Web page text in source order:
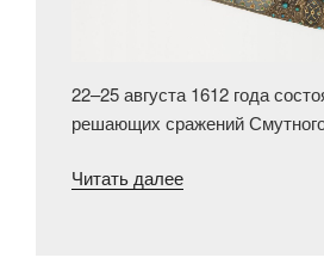
22–25 августа 1612 года
решающих сражений
Читать далее«Парадная